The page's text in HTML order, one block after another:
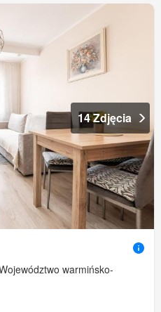
14 Zdjęcia
warmińsko-